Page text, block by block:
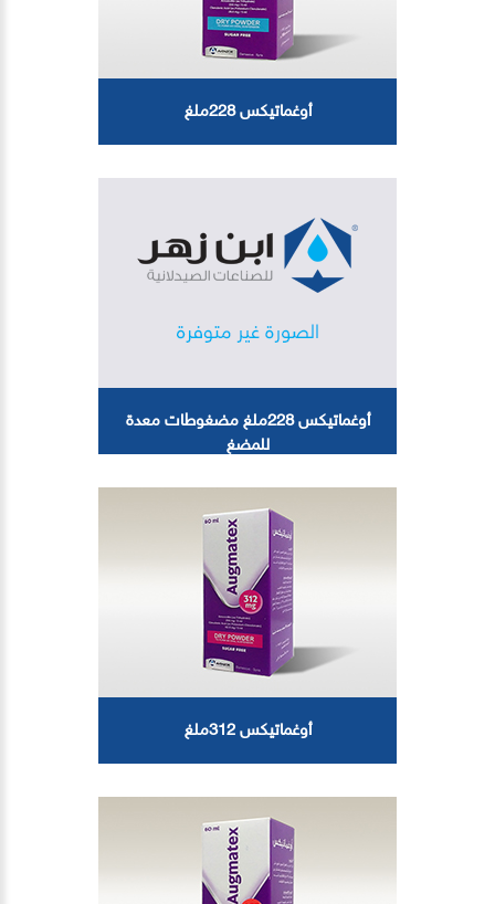
أوغماتيكس 228ملغ
أوغماتيكس 228ملغ مضغوطات معدة
للمضغ
أوغماتيكس 312ملغ